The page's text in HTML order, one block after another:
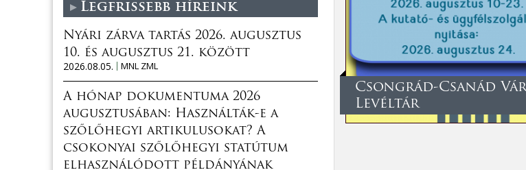
Csongrád-Csanád
Levéltár
Legfrissebb híreink
Nyári zárva tartás 2026. augusztus
10. és augusztus 21. között
2026.08.05.
MNL ZML
A hónap dokumentuma 2026
augusztusában: Használták-e a
szőlőhegyi artikulusokat? A
csokonyai szőlőhegyi statútum
elhasználódott példányának